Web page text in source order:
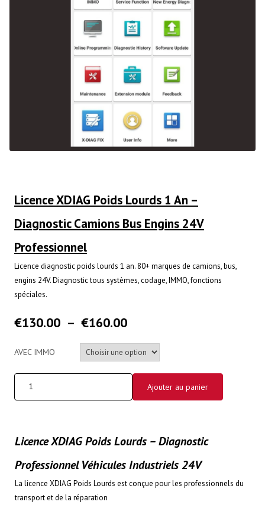
Licence XDIAG Poids Lourds 1 An –
Diagnostic Camions Bus Engins 24V
Professionnel
Licence diagnostic poids lourds 1 an. 80+ marques de camions, bus,
engins 24V. Diagnostic tous systèmes, codage, IMMO, fonctions
spéciales.
€130.00 – €160.00
AVEC IMMO
Ajouter au panier
Licence XDIAG Poids Lourds – Diagnostic
Professionnel Véhicules Industriels 24V
La licence XDIAG Poids Lourds est conçue pour les professionnels du
transport et de la réparation